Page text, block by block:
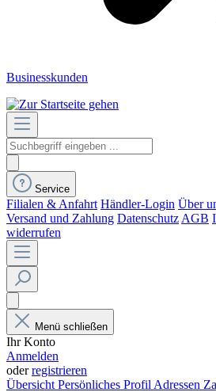
Businesskunden
Service
Filialen & Anfahrt Händler-Login Über
Versand und Zahlung Datenschutz AGB
widerrufen
Menü schließen
Ihr Konto
Anmelden
oderregistrieren
Übersicht Persönliches Profil Adressen